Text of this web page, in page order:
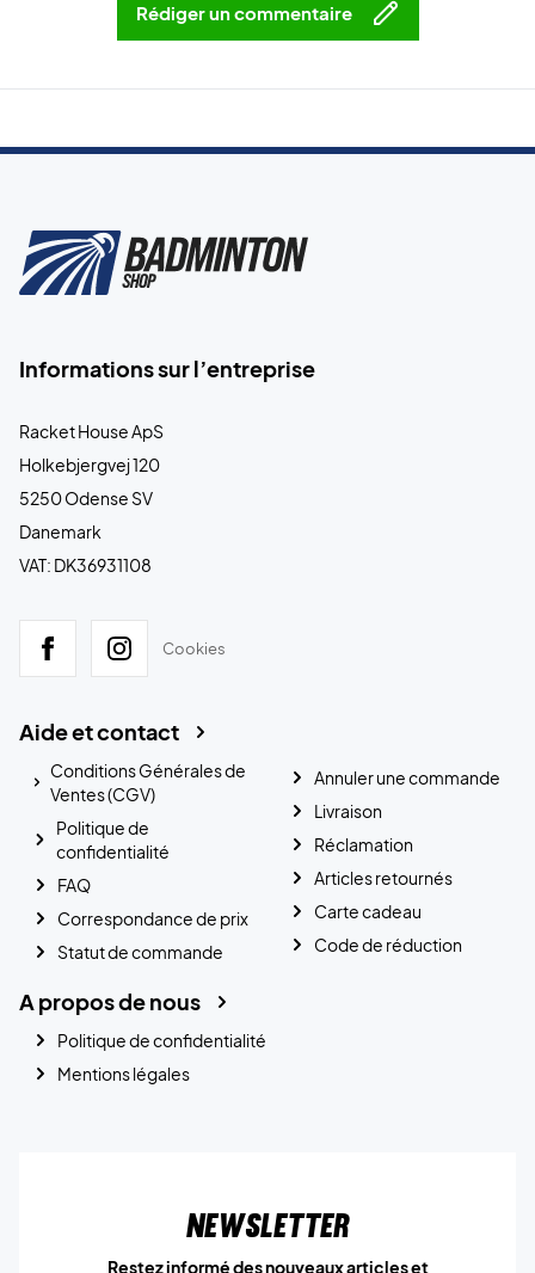
Rédiger un commentaire
Informations sur l’entreprise
Racket House ApS
Holkebjergvej 120
5250 Odense SV
Danemark
VAT: DK36931108
Cookies
Aide et contact
Conditions Générales de
Ventes (CGV)
Politique de
confidentialité
FAQ
Correspondance de prix
Statut de commande
Annuler une commande
Livraison
Réclamation
Articles retournés
Carte cadeau
Code de réduction
A propos de nous
Politique de confidentialité
Mentions légales
Newsletter
Restez informé des nouveaux articles et